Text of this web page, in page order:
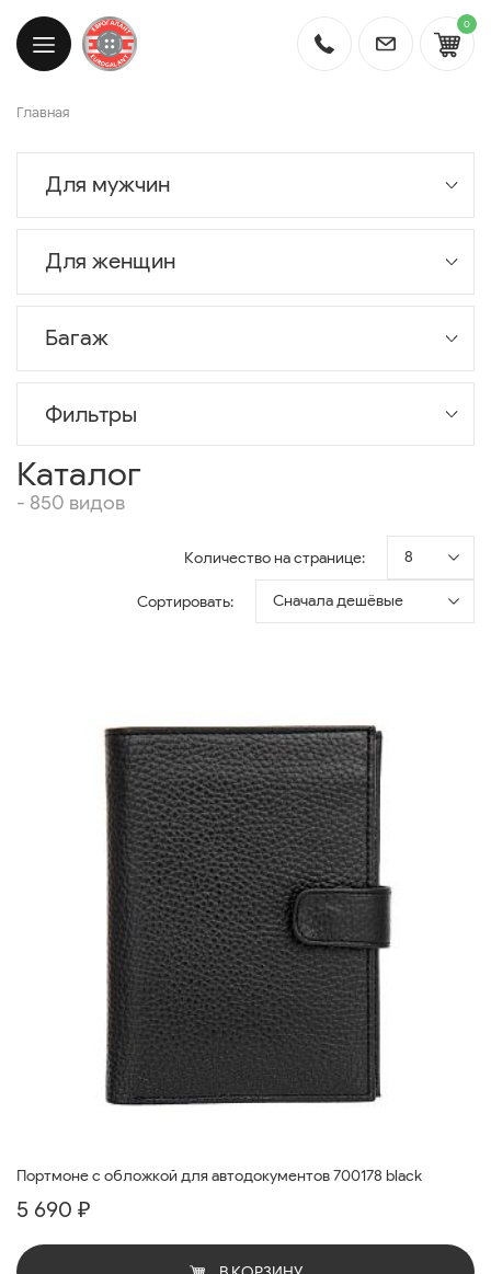
0
Главная
Для мужчин
Для женщин
Багаж
Фильтры
Каталог
- 850 видов
Количество на странице: 8
Сортировать: Сначала дешёвые
Портмоне с обложкой для автодокументов 700178 black
5 690 ₽